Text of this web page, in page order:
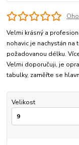
Velmi krásný a
nohavic je nachystán na
požadovanou délku.
Velmi doporučuji, je
tabulky, zaměřte se
Velikost